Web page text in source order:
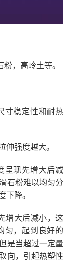
，高岭土等。
寸稳定性和耐热
伸强度越大。
呈现先增大后减
石粉难以均匀分
下降。
增大后减小，这
匀，起到良好的
是当超过一定量
向，引起热塑性